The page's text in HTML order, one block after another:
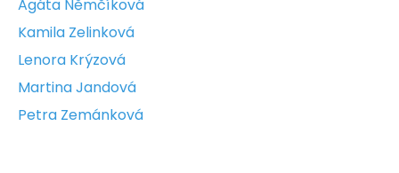
Agáta Němčíková
Kamila Zelinková
Lenora Krýzová
Martina Jandová
Petra Zemánková